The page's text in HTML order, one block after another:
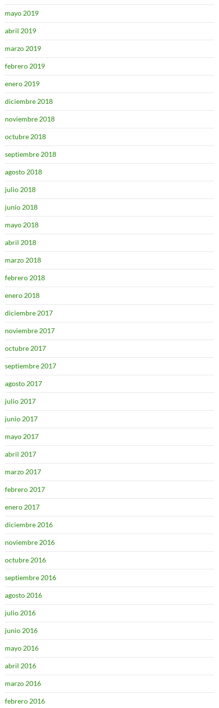
mayo 2019
abril 2019
marzo 2019
febrero 2019
enero 2019
diciembre 2018
noviembre 2018
octubre 2018
septiembre 2018
agosto 2018
julio 2018
junio 2018
mayo 2018
abril 2018
marzo 2018
febrero 2018
enero 2018
diciembre 2017
noviembre 2017
octubre 2017
septiembre 2017
agosto 2017
julio 2017
junio 2017
mayo 2017
abril 2017
marzo 2017
febrero 2017
enero 2017
diciembre 2016
noviembre 2016
octubre 2016
septiembre 2016
agosto 2016
julio 2016
junio 2016
mayo 2016
abril 2016
marzo 2016
febrero 2016